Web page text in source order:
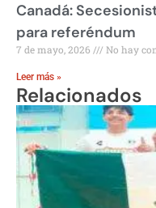
Canadá:
para referéndum
7 de mayo, 2026 No hay
Leer más »
Relacionados